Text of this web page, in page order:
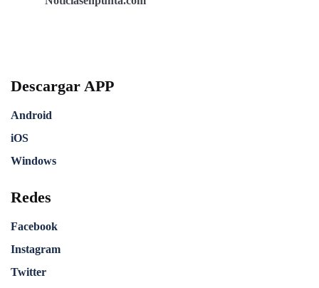
Descargar APP
Android
iOS
Windows
Redes
Facebook
Instagram
Twitter